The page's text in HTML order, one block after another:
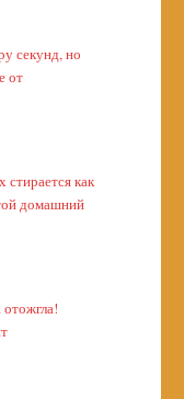
секунд, но
от
стирается как
домашний
отожгла!